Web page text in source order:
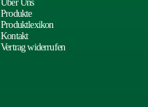
Über Uns
Produkte
Produktlexikon
Kontakt
Vertrag widerrufen